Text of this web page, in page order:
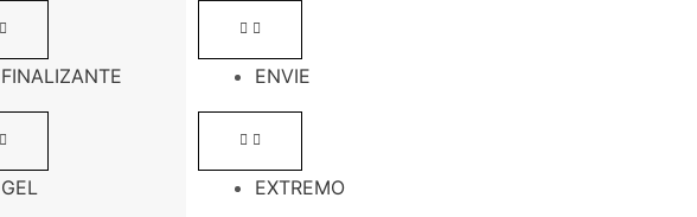
FINALIZANTE
GEL
ENVIE
EXTREMO